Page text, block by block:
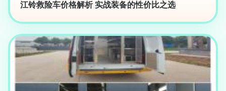
江铃救险车价格解析 实战装备的性价比之选